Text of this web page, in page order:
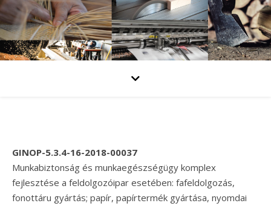
GINOP-5.3.4-16-2018-00037
Munkabiztonság és munkaegészségügy komplex
fejlesztése a feldolgozóipar esetében: fafeldolgozás,
fonottáru gyártás; papír, papírtermék gyártása, nyomdai